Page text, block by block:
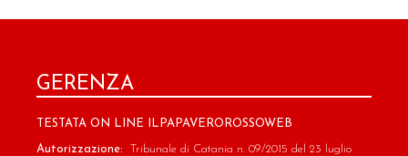
GERENZA
TESTATA ON LINE ILPAPAVEROROSSOWEB
Autorizzazione: Tribunale di Catania n. 09/2015 del 23 luglio